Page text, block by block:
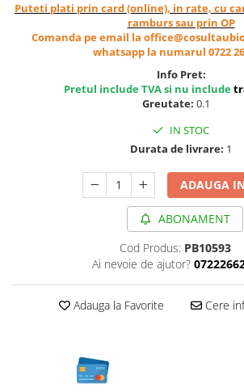
Dulciuri
Dulceturi, gemuri, compoturi
Bomboane, Caramele si Jeleuri
Guma de mestecat bio
Seminte, fructe uscate, samburi
Puteti plati prin card (online), in rate, cu
ramburs sau prin OP
Comanda pe email la
whatsapp la numarul 0722
Info Pret:
Pretul include TVA si nu include
Greutate: 0.1
IN STOC
Durata de livrare: 1
ADAUGA
ABONAMENT
Cod Produs: PB10593
Ai nevoie de ajutor?
Adauga la Favorite Cere